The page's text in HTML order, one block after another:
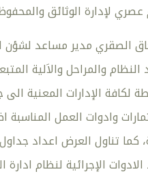
لإدارة الوثائق
الصقري مدير مساعد لشؤن
والمراحل والاَلية
لكافة الإدارات المعنية
وادوات العمل
كما تناول العرض اعداد
الادوات الإجرائية لنظام